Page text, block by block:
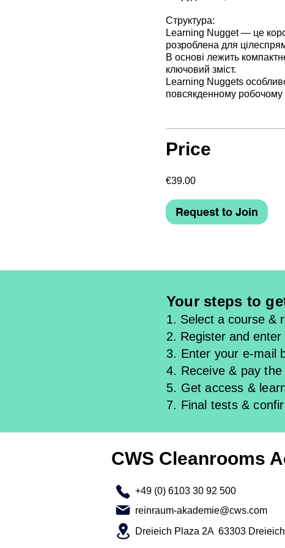
Структура:
Learning Nugget — це
розроблена для
В основі лежить
ключовий зміст.
Learning Nuggets
повсякденному робочому
Price
€39.00
Request to Join
Your steps to
1. Select a course &
2. Register and
3. Enter your e-mail
4. Receive & pay the
5. Get access & l
7. Final tests &
CWS Cleanrooms
+49 (0) 6103 30 92 500
reinraum-akademie@cws.com
Dreieich Plaza 2A 63303 Dreieich